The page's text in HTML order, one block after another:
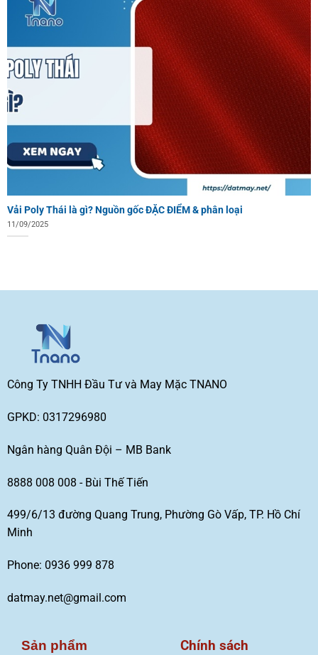
Vải Poly Thái là gì? Nguồn gốc ĐẶC ĐIỂM & phân loại
11/09/2025
Công Ty TNHH Đầu Tư và May Mặc TNANO
GPKD: 0317296980
Ngân hàng Quân Đội – MB Bank
8888 008 008 - Bùi Thế Tiến
499/6/13 đường Quang Trung, Phường Gò Vấp, TP. Hồ Chí
Minh
Phone: 0936 999 878
datmay.net@gmail.com
Sản phẩm Chính sách